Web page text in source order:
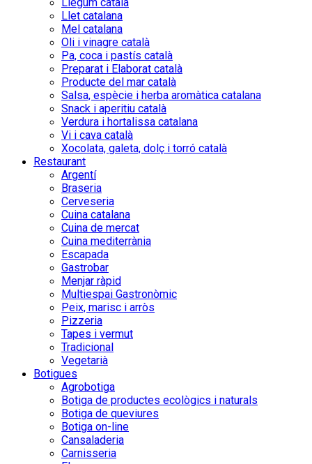
Llet catalana
Mel catalana
Oli i vinagre català
Pa, coca i pastís català
Preparat i Elaborat català
Producte del mar català
Salsa, espècie i herba aromàtica catalana
Snack i aperitiu català
Verdura i hortalissa catalana
Vi i cava català
Xocolata, galeta, dolç i torró català
Restaurant
Argentí
Braseria
Cerveseria
Cuina catalana
Cuina de mercat
Cuina mediterrània
Escapada
Gastrobar
Menjar ràpid
Multiespai Gastronòmic
Peix, marisc i arròs
Pizzeria
Tapes i vermut
Tradicional
Vegetarià
Botigues
Agrobotiga
Botiga de productes ecològics i naturals
Botiga de queviures
Botiga on-line
Cansaladeria
Carnisseria